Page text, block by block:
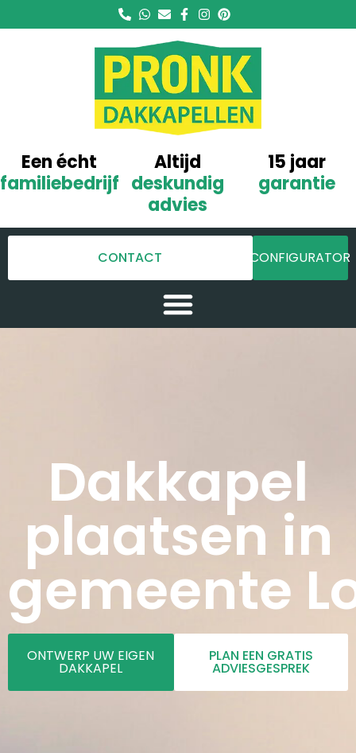
Een écht
familiebedrijf
Altijd
deskundig
advies
15 jaar
garantie
CONTACT CONFIGURATOR
Dakkapel
plaatsen in
gemeente
ONTWERP UW EIGEN
DAKKAPEL
PLAN EEN GRATIS
ADVIESGESPREK